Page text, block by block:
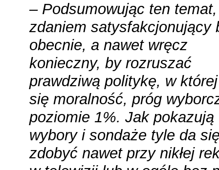
– Podsumowując ten
zdaniem satysfakcjonujący
obecnie, a nawet wręcz
konieczny, by rozruszać
prawdziwą politykę, w
się moralność, próg
poziomie 1%. Jak pokazują
wybory i sondaże tyle da
zdobyć nawet przy nikłej